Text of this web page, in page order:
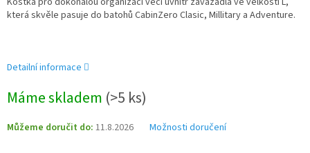
Máme skladem (>5 ks)
Můžeme doručit do: 11.8.2026 Možnosti doručení
která skvěle pasuje do batohů CabinZero Clasic, Millitary a Adventure.
Detailní informace